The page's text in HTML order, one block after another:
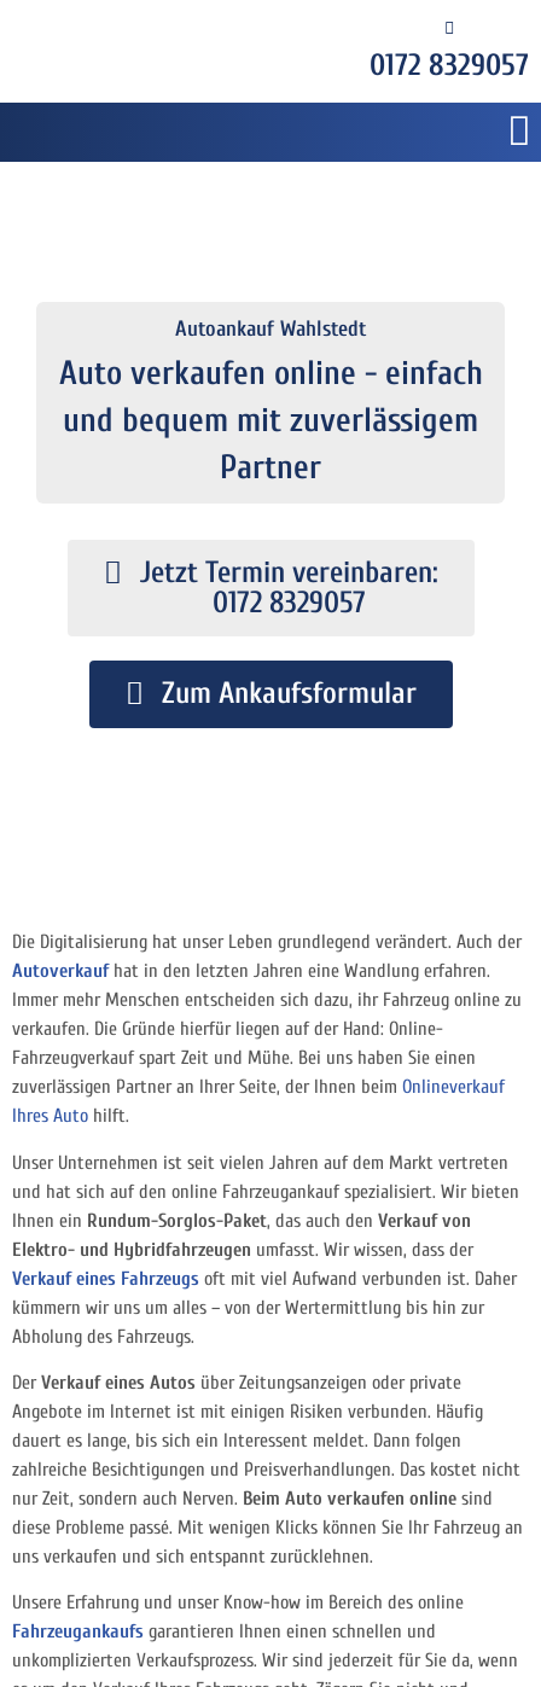
0172 8329057
Autoankauf Wahlstedt
Auto verkaufen online - einfach
und bequem mit zuverlässigem
Partner
Jetzt Termin vereinbaren:
0172 8329057
Zum Ankaufsformular
Die Digitalisierung hat unser Leben grundlegend verändert. Auch der
Autoverkaufhat in den letzten Jahren eine Wandlung erfahren.
Immer mehr Menschen entscheiden sich dazu, ihr Fahrzeug online zu
verkaufen. Die Gründe hierfür liegen auf der Hand: Online-
Fahrzeugverkauf spart Zeit und Mühe. Bei uns haben Sie einen
zuverlässigen Partner an Ihrer Seite, der Ihnen beim Onlineverkauf
Ihres Auto hilft.
Unser Unternehmen ist seit vielen Jahren auf dem Markt vertreten
und hat sich auf den online Fahrzeugankauf spezialisiert. Wir bieten
Ihnen ein Rundum-Sorglos-Paket, das auch den Verkauf von
Elektro- und Hybridfahrzeugen umfasst. Wir wissen, dass der
Verkauf eines Fahrzeugs oft mit viel Aufwand verbunden ist. Daher
kümmern wir uns um alles – von der Wertermittlung bis hin zur
Abholung des Fahrzeugs.
DerVerkauf eines Autos über Zeitungsanzeigen oder private
Angebote im Internet ist mit einigen Risiken verbunden. Häufig
dauert es lange, bis sich ein Interessent meldet. Dann folgen
zahlreiche Besichtigungen und Preisverhandlungen. Das kostet nicht
nur Zeit, sondern auch Nerven. Beim Auto verkaufen online sind
diese Probleme passé. Mit wenigen Klicks können Sie Ihr Fahrzeug an
uns verkaufen und sich entspannt zurücklehnen.
Unsere Erfahrung und unser Know-how im Bereich des online
Fahrzeugankaufs garantieren Ihnen einen schnellen und
unkomplizierten Verkaufsprozess. Wir sind jederzeit für Sie da, wenn